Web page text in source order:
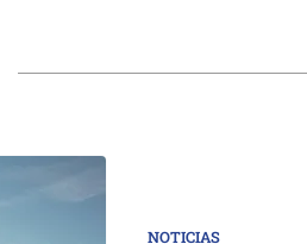
NOTICIAS